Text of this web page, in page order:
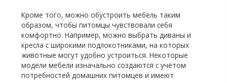
Кроме того, можно обустроить мебель таким
образом, чтобы питомцы чувствовали себя
комфортно. Например, можно выбрать диваны и
кресла с широкими подлокотниками, на которых
животные могут удобно устроиться. Некоторые
модели мебели изначально создаются с учётом
потребностей домашних питомцев и имеют